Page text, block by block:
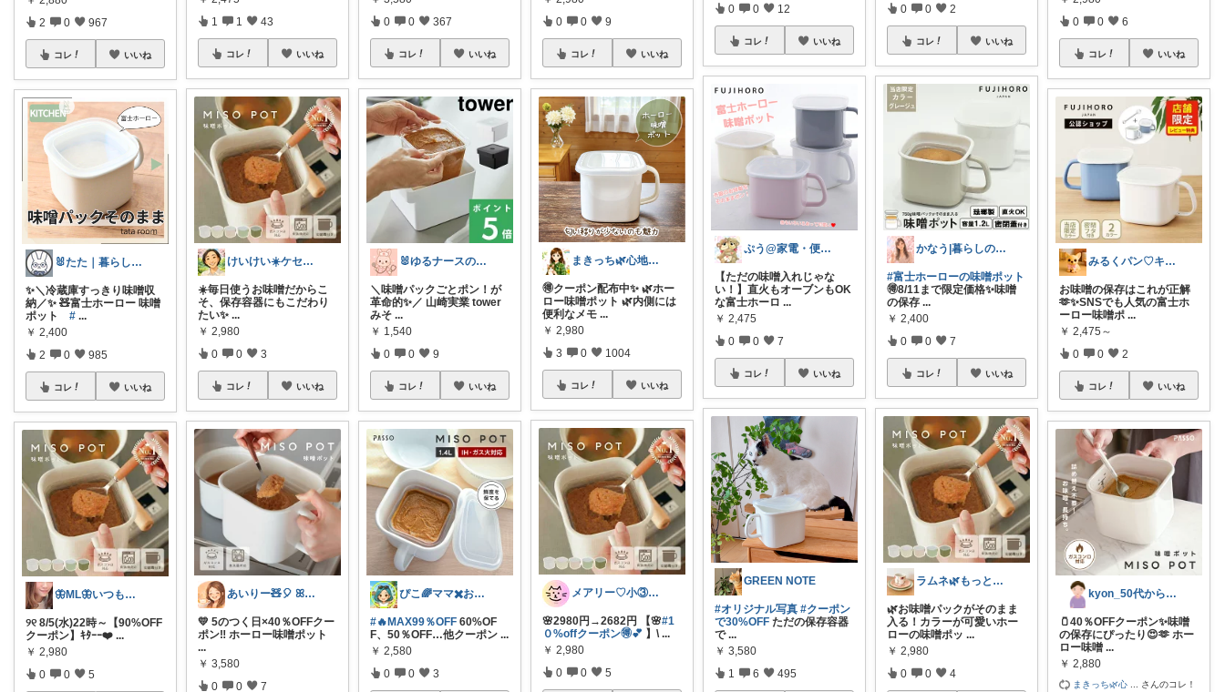
2 0 967
コレ いいね
🐰たた｜暮らしと子育て
✨＼冷蔵庫すっきり味噌収
納／✨ 🧸富士ホーロー 味噌
ポット # ...
￥ 2,400
2 0 985
コレ いいね
🦋ML🦋いつもありがとう💓
୨୧ 8/5(水)22時～【90%OFF
クーポン】ｷﾀｰｰ❤️ ...
￥ 2,980
0 0 5
1 1 43
コレ いいね
けいけい☀️ケセラセラと軽やかに🌻
☀️毎日使うお味噌だからこ
そ、保存容器にもこだわり
たい✨...
￥ 2,980
0 0 3
コレ いいね
あいりー🧸🎈 ꕤ毎日を快適にꕤ
💛 5のつく日×40％OFFクー
ポン‼️ ホーロー味噌ポット
...
￥ 3,580
0 0 7
0 0 367
コレ いいね
🐰ゆるナースの愛用品ROOM🐰
＼味噌パックごとポン！が
革命的✨／ 山崎実業 tower
みそ ...
￥ 1,540
0 0 9
コレ いいね
ぴこ🌈ママ✖️お洒落✖️お得
#🔥MAX99％OFF 60%OF
F、50％OFF…他クーポン ...
￥ 2,580
0 0 3
0 0 9
コレ いいね
まきっち🌿心地よい暮らし🌿
🉐クーポン配布中✨ 🌿ホー
ロー味噌ポット 🌿内側には
便利なメモ ...
￥ 2,980
3 0 1004
コレ いいね
メアリー♡小③女の子のママ•᎑•ꕤ
🌸2980円→2682円 【🌸#1
０%offクーポン🉐💕 】\ ...
￥ 2,980
0 0 5
0 0 12
コレ いいね
ぷう@家電・便利グッズ・美味しいもの
​【ただの味噌入れじゃな
い！】直火もオーブンもOK
な富士ホーロ ...
￥ 2,475
0 0 7
コレ いいね
GREEN NOTE
#オリジナル写真 #クーポン
で30%OFF ただの保存容器
で ...
￥ 3,580
1 6 495
0 0 2
コレ いいね
かなう|暮らしの記録🌱
#富士ホーローの味噌ポット
🉐8/11まで限定価格✨味噌
の保存 ...
￥ 2,400
0 0 7
コレ いいね
ラムネ🌿もっと快適な暮らし 𖠿
🌿お味噌パックがそのまま
入る！カラーが可愛いホー
ローの味噌ポッ ...
￥ 2,980
0 0 4
0 0 6
コレ いいね
みるくパン♡キッチンルーム
お味噌の保存はこれが正解
🫶✨SNSでも人気の富士ホ
ーロー味噌ポ ...
￥ 2,475～
0 0 2
コレ いいね
kyon_50代からの暮らしラク帖
🫙40％OFFクーポン✨味噌
の保存にぴったり😍🫶 ホー
ロー味噌 ...
￥ 2,880
まきっち🌿心 さんのコレ！